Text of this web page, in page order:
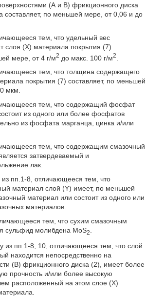
(А и В) фрикционного диска
составляет, по меньшей мере, от 0,06 и до
тем, что удельный вес
слоя (X) материала покрытия (7)
мере, от 4 г/м2 до макс. 100 г/м2
тем, что толщина содержащего
покрытия (7) составляет, по меньшей
мкм.
тем, что содержащий фосфат
из одного или более фосфатов
из фосфата марганца, цинка и/или
тем, что содержащим смазочный
затвердеваемый и
лак.
пп.1-8, отличающееся тем, что
материал слой (Y) имеет, по меньшей
материал или состоит из одного или
материалов.
тем, что сухим смазочным
сульфид молибдена MoS2.
из пп.1-8, 10, отличающееся тем, что слой
находится непосредственно на
(В) фрикционного диска (2), имеет более
прочность и/или более высокую
расположенный на этом слое (X)